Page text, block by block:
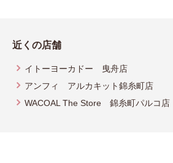
近くの店舗
イトーヨーカドー 曳舟店
アンフィ アルカキット錦糸町店
WACOAL The Store 錦糸町パルコ店